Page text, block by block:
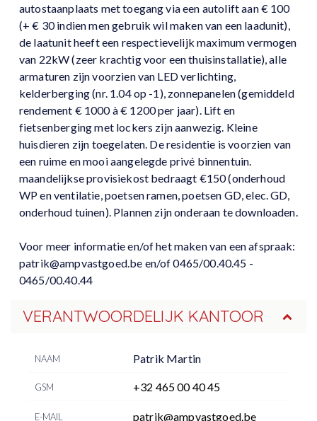
autostaanplaats met toegang via een autolift aan € 100
(+ € 30 indien men gebruik wil maken van een laadunit),
de laatunit heeft een respectievelijk maximum vermogen
van 22kW (zeer krachtig voor een thuisinstallatie), alle
armaturen zijn voorzien van LED verlichting,
kelderberging (nr. 1.04 op -1), zonnepanelen (gemiddeld
rendement € 1000 à € 1200 per jaar). Lift en
fietsenberging met lockers zijn aanwezig. Kleine
huisdieren zijn toegelaten. De residentie is voorzien van
een ruime en mooi aangelegde privé binnentuin.
maandelijkse provisiekost bedraagt €150 (onderhoud
WP en ventilatie, poetsen ramen, poetsen GD, elec. GD,
onderhoud tuinen). Plannen zijn onderaan te downloaden.
Voor meer informatie en/of het maken van een afspraak:
patrik@ampvastgoed.be en/of 0465/00.40.45 -
0465/00.40.44
VERANTWOORDELIJK KANTOOR
NAAM Patrik Martin
GSM +32 465 00 40 45
E-MAIL patrik@ampvastgoed.be